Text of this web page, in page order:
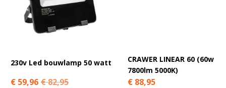
230v Led bouwlamp 50 watt
€ 59,96 € 82,95
CRAWER LINEAR 60 (60w
7800lm 5000K)
€ 88,95
l
t
a
t